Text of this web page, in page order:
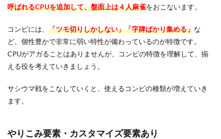
リ
呼ばれるCPUを追加して、盤面上は４人麻雀をおこないます。
コンビには、 「ツモ切りしかしない」「字牌ばかり集める」な
ど、個性豊かで非常に弱い特性が備わっているのが特徴です。
CPUがアガることはありませんが、コンビの特徴を理解して、揃
える役を考えていきましょう。
サシウマ戦をこなしていくと、使えるコンビの種類が増えていき
ます。
やりこみ要素・カスタマイズ要素あり